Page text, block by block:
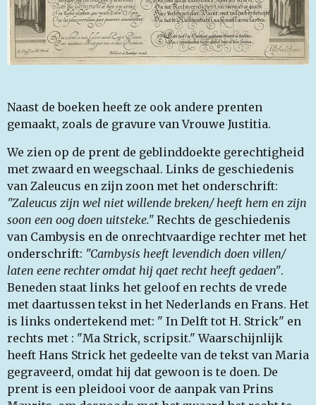
Naast de boeken heeft ze ook andere prenten
gemaakt, zoals de gravure van Vrouwe Justitia.
We zien op de prent de geblinddoekte gerechtigheid
met zwaard en weegschaal. Links de geschiedenis
van Zaleucus en zijn zoon met het onderschrift:
"Zaleucus zijn wel niet willende breken/ heeft hem en zijn
soon een oog doen uitsteke." Rechts de geschiedenis
van Cambysis en de onrechtvaardige rechter met het
onderschrift: "Cambysis heeft levendich doen villen/
laten eene rechter omdat hij qaet recht heeft gedaen".
Beneden staat links het geloof en rechts de vrede
met daartussen tekst in het Nederlands en Frans. Het
is links ondertekend met: " In Delft tot H. Strick" en
rechts met : "Ma Strick, scripsit." Waarschijnlijk
heeft Hans Strick het gedeelte van de tekst van Maria
gegraveerd, omdat hij dat gewoon is te doen. De
prent is een pleidooi voor de aanpak van Prins